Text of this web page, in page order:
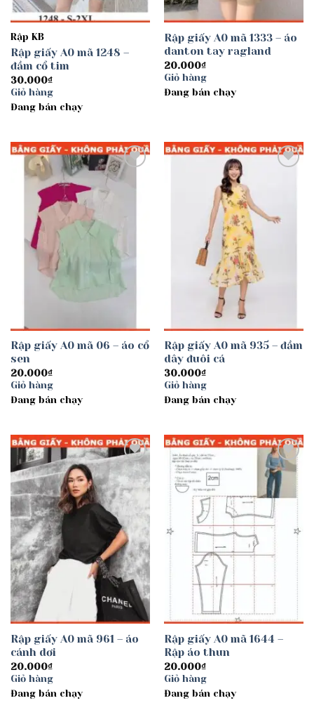
Rập KB
Rập giấy A0 mã 1248 –
đầm cổ tim
30.000₫
Giỏ hàng
Đang bán chạy
Rập giấy A0 mã 1333 – áo
danton tay ragland
20.000₫
Giỏ hàng
Đang bán chạy
Add to
Rập giấy A0 mã 06 – áo cổ
sen
20.000₫
Giỏ hàng
Đang bán chạy
Rập giấy A0 mã 935 – đầm
dây đuôi cá
30.000₫
Giỏ hàng
Đang bán chạy
Add to
wishlist
Rập giấy A0 mã 961 – áo
cánh dơi
20.000₫
Giỏ hàng
Đang bán chạy
Add to
wishlist
Rập giấy A0 mã 1644 –
Rập áo thun
20.000₫
Giỏ hàng
Đang bán chạy